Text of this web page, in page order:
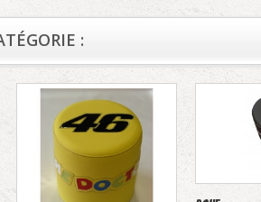
: